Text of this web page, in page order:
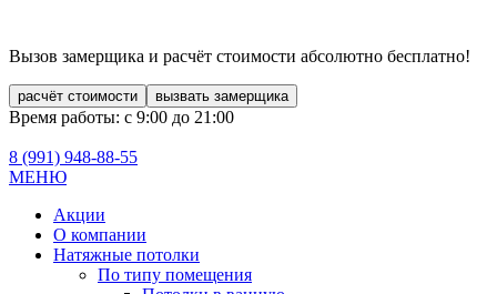
Вызов замерщика и расчёт стоимости абсолютно бесплатно!
расчёт стоимости вызвать замерщика
Время работы: с 9:00 до 21:00
8 (991) 948-88-55
МЕНЮ
Акции
О компании
Натяжные потолки
По типу помещения